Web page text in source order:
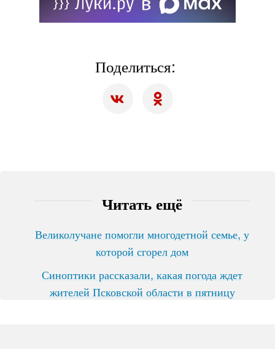
Поделиться:
Читать ещё
Великолучане помогли многодетной семье, у
которой сгорел дом
Синоптики рассказали, какая погода ждет
жителей Псковской области в пятницу